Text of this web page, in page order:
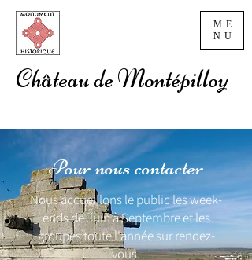
ME
NU
Château de Montépilloy
Pour nous contacter
Nous accueillons le public les week-
ends de Juin à Septembre et les
groupes toute l'année sur rendez-
vous.